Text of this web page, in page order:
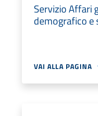
Servizio Affari
demografico e
VAI ALLA PAGINA